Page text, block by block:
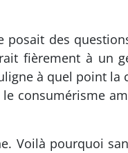
posait des
fièrement à un
à quel point la
consumérisme
Voilà pourquoi